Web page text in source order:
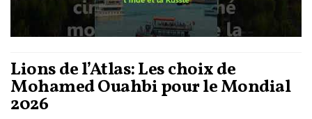
Lions de l’Atlas: Les choix de
Mohamed Ouahbi pour le Mondial
2026